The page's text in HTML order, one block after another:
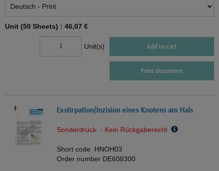
Unit (50 Sheets) : 46,07 €
Unit(s) Add to cart
Print document
Exstirpation/Inzision eines Knotens am Hals
Sonderdruck - Kein Rückgaberecht
Short code HNOH03
Order number DE608300